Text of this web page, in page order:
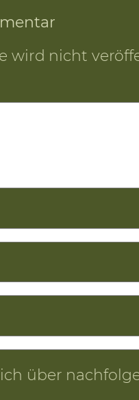
wird nicht
über